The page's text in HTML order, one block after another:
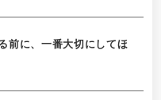
前に、一番大切にしてほ